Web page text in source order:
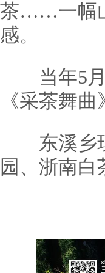
茶……一幅
感。
当年5月
《采茶舞
东溪乡现
园、浙南